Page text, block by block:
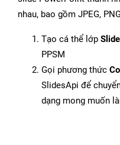
nhau, bao gồm JPEG,
Tạo cá thể lớp
PPSM
Gọi phương thức
SlidesApi để
dạng mong muốn